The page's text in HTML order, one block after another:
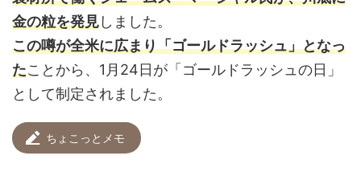
金の粒を発見しました。
この噂が全米に広まり「ゴールドラッシュ」となっ
たことから、1月24日が「ゴールドラッシュの日」
として制定されました。
ちょこっとメモ